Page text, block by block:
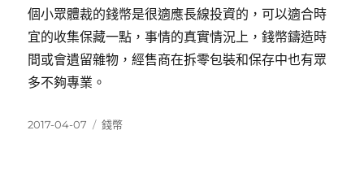
個小眾體裁的錢幣是很適應長線投資的，可以適合時
宜的收集保藏一點，事情的真實情況上，錢幣鑄造時
間或會遺留雜物，經售商在拆零包裝和保存中也有眾
多不夠專業。
發
2017-04-07
分
錢幣